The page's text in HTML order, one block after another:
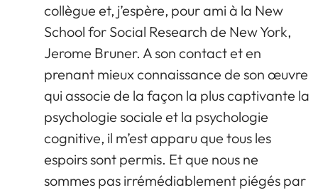
collègue et, j’espère, pour ami à la New
School for Social Research de New York,
Jerome Bruner. A son contact et en
prenant mieux connaissance de son œuvre
qui associe de la façon la plus captivante la
psychologie sociale et la psychologie
cognitive, il m’est apparu que tous les
espoirs sont permis. Et que nous ne
sommes pas irrémédiablement piégés par